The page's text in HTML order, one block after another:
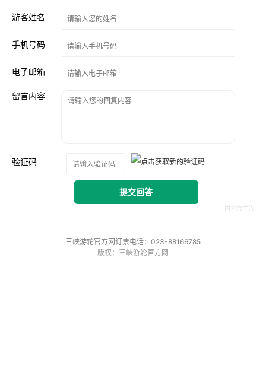
游客姓名
手机号码
电子邮箱
留言内容
验证码
提交回答
三峡游轮官方网订票电话：023-88166785
版权：三峡游轮官方网